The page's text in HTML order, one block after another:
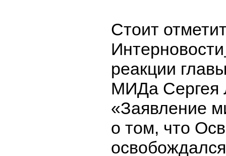
Стоит
Интерновости
реакции
МИДа Сергея
«Заявление
о том, что